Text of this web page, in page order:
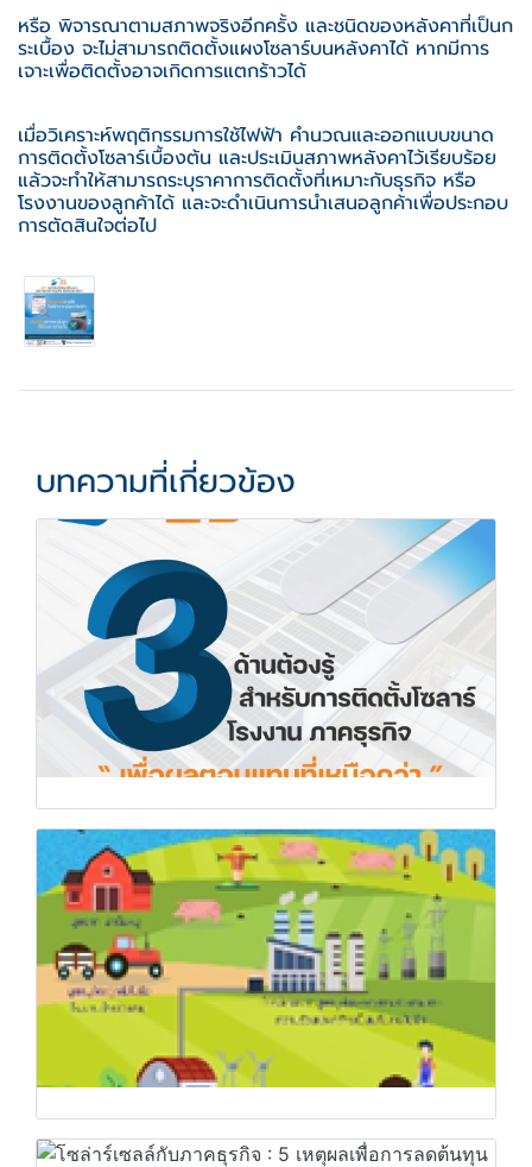
หรือ พิจารณาตามสภาพจริงอีกครั้ง และชนิดของหลังคาที่เป็นก
ระเบื้อง จะไม่สามารถติดตั้งแผงโซลาร์บนหลังคาได้ หากมีการ
เจาะเพื่อติดตั้งอาจเกิดการแตกร้าวได้
เมื่อวิเคราะห์พฤติกรรมการใช้ไฟฟ้า คำนวณและออกแบบขนาด
การติดตั้งโซลาร์เบื้องต้น และประเมินสภาพหลังคาไว้เรียบร้อย
แล้วจะทำให้สามารถระบุราคาการติดตั้งที่เหมาะกับธุรกิจ หรือ
โรงงานของลูกค้าได้ และจะดำเนินการนำเสนอลูกค้าเพื่อประกอบ
การตัดสินใจต่อไป
บทความที่เกี่ยวข้อง